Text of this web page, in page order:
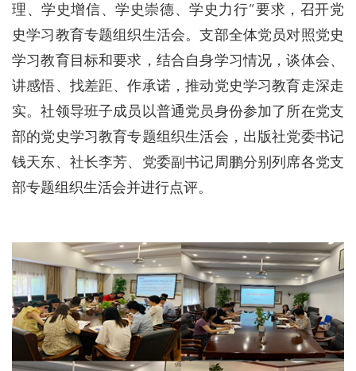
理、学史增信、学史崇德、学史力行”要求，召开党
史学习教育专题组织生活会。支部全体党员对照党史
学习教育目标和要求，结合自身学习情况，谈体会、
讲感悟、找差距、作承诺，推动党史学习教育走深走
实。社领导班子成员以普通党员身份参加了所在党支
部的党史学习教育专题组织生活会，出版社党委书记
钱天东、社长李芳、党委副书记周鹏分别列席各党支
部专题组织生活会并进行点评。